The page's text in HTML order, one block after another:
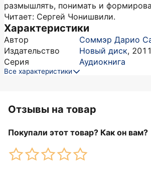
размышлять, понимать и
Читает: Сергей Чонишвили.
Характеристики
Автор
Соммэр Дарио
Издательство
Новый диск, 2011
Серия
Аудиокнига
Все характеристики
Отзывы на товар
Покупали этот товар? Как он вам?